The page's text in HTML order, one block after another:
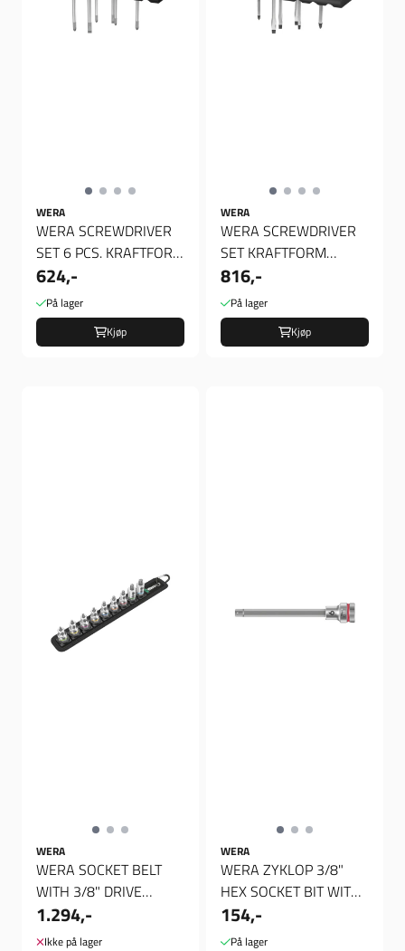
WERA
WERA SCREWDRIVER
SET 6 PCS. KRAFTFORM
300 PLUS, Verktøy
624,-
På lager
Kjøp
WERA
WERA SCREWDRIVER
SET KRAFTFORM
CHISEL SERIES 900,
Verktøy
816,-
På lager
Kjøp
WERA
WERA SOCKET BELT
WITH 3/8" DRIVE
TORX® SOCKET BITS,
Verktøy
1.294,-
Ikke på lager
WERA
WERA ZYKLOP 3/8"
HEX SOCKET BIT WITH
HOLDING FUNCTION
METRIC, Verktøy
154,-
På lager